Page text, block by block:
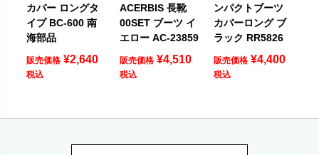
カバー ロングタ
イプ BC-600 南
海部品
販売価格 ¥2,640
税込
ACERBIS 長靴
00SET ブーツ イ
エロー AC-23859
販売価格 ¥4,510
税込
ンパクトブーツ
カバーロング ブ
ラック RR5826
販売価格 ¥4,400
税込